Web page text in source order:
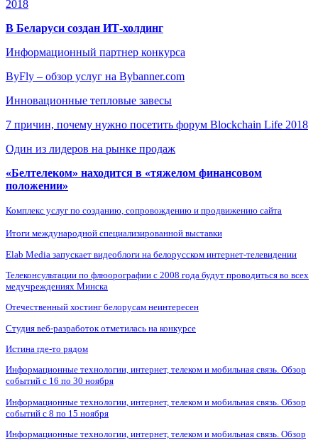
2018
В Беларуси создан ИТ-холдинг
Информационный партнер конкурса
ByFly – обзор услуг на Bybanner.com
Инновационные тепловые завесы
7 причин, почему нужно посетить форум Blockchain Life 2018
Один из лидеров на рынке продаж
«Белтелеком» находится в «тяжелом финансовом
положении»
Комплекс услуг по созданию, сопровождению и продвижению сайта
Итоги международной специализированной выставки
Elab Media запускает видеоблоги на белорусском интернет-телевидении
Телеконсультации по флюорографии с 2008 года будут проводиться во всех
медучреждениях Минска
Отечественный хостинг белорусам неинтересен
Студия веб-разработок отметилась на конкурсе
Истина где-то рядом
Информационные технологии, интернет, телеком и мобильная связь. Обзор
событий с 16 по 30 ноября
Информационные технологии, интернет, телеком и мобильная связь. Обзор
событий с 8 по 15 ноября
Информационные технологии, интернет, телеком и мобильная связь. Обзор